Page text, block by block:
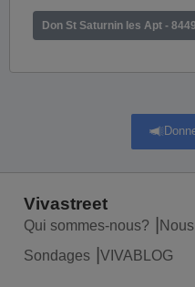
Don St Saturnin les Apt -
Vivastreet
Qui sommes-nous?
Sondages
VIVABLOG